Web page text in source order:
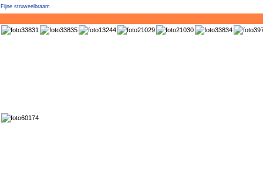
Fijne struweelbraam
Fijne waterranonkel
Fijngekraagde winterakoniet
Fleskalebas
Florentijns havikskruid